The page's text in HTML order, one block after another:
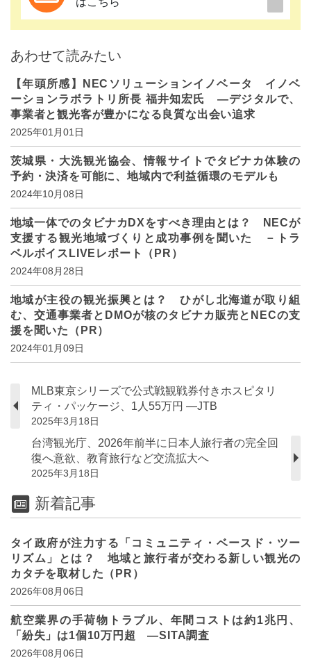
あわせて読みたい
【年頭所感】NECソリューションイノベータ イノベ
ーションラボラトリ所長 福井知宏氏 ―デジタルで、
事業者と観光客が豊かになる良質な出会い追求
2025年01月01日
茨城県・大洗観光協会、情報サイトでタビナカ体験の
予約・決済を可能に、地域内で利益循環のモデルも
2024年10月08日
地域一体でのタビナカDXをすべき理由とは？ NECが
支援する観光地域づくりと成功事例を聞いた －トラ
ベルボイスLIVEレポート（PR）
2024年08月28日
地域が主役の観光振興とは？ ひがし北海道が取り組
む、交通事業者とDMOが核のタビナカ販売とNECの支
援を聞いた（PR）
2024年01月09日
MLB東京シリーズで公式戦観戦券付きホスピタリ
ティ・パッケージ、1人55万円 ―JTB
2025年3月18日
台湾観光庁、2026年前半に日本人旅行者の完全回
復へ意欲、教育旅行など交流拡大へ
2025年3月18日
新着記事
タイ政府が注力する「コミュニティ・ベースド・ツー
リズム」とは？ 地域と旅行者が交わる新しい観光の
カタチを取材した（PR）
2026年08月06日
航空業界の手荷物トラブル、年間コストは約1兆円、
「紛失」は1個10万円超 ―SITA調査
2026年08月06日